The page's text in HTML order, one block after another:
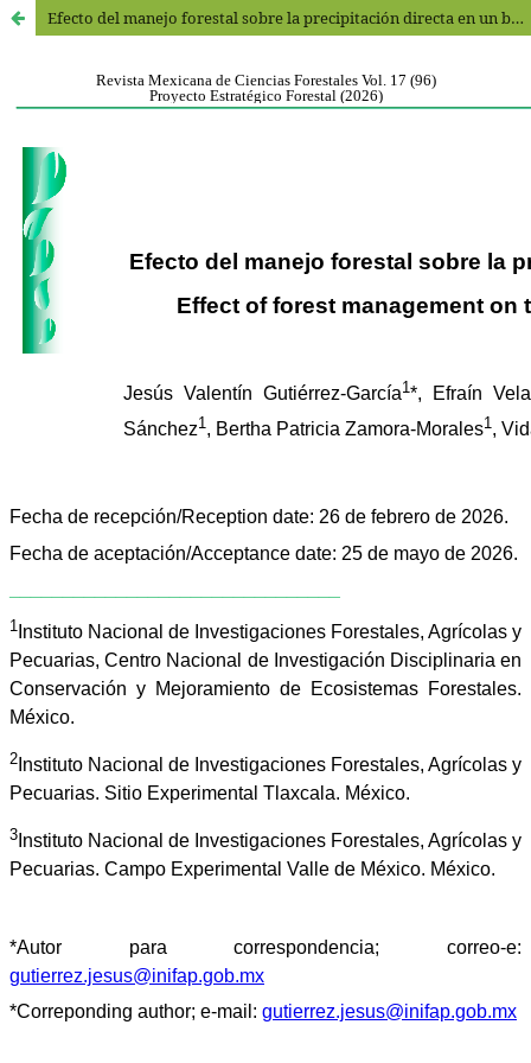
Efecto del manejo forestal sobre la precipitación directa en un bosque templado de Chignahuapan, Puebla